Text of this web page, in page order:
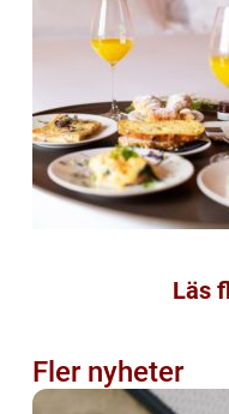
Läs
Fler nyheter